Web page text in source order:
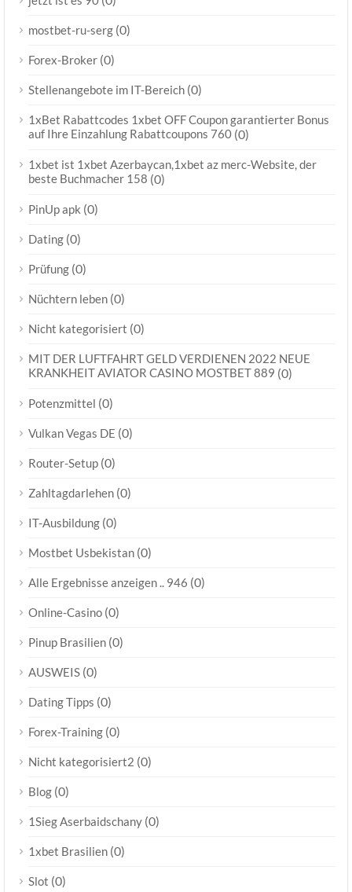
mostbet-ru-serg (0)
Forex-Broker (0)
Stellenangebote im IT-Bereich (0)
1xBet Rabattcodes 1xbet OFF Coupon garantierter Bonus
auf Ihre Einzahlung Rabattcoupons 760 (0)
1xbet ist 1xbet Azerbaycan,1xbet az merc-Website, der
beste Buchmacher 158 (0)
PinUp apk (0)
Dating (0)
Prüfung (0)
Nüchtern leben (0)
Nicht kategorisiert (0)
MIT DER LUFTFAHRT GELD VERDIENEN 2022 NEUE
KRANKHEIT AVIATOR CASINO MOSTBET 889 (0)
Potenzmittel (0)
Vulkan Vegas DE (0)
Router-Setup (0)
Zahltagdarlehen (0)
IT-Ausbildung (0)
Mostbet Usbekistan (0)
Alle Ergebnisse anzeigen .. 946 (0)
Online-Casino (0)
Pinup Brasilien (0)
AUSWEIS (0)
Dating Tipps (0)
Forex-Training (0)
Nicht kategorisiert2 (0)
Blog (0)
1Sieg Aserbaidschany (0)
1xbet Brasilien (0)
Slot (0)